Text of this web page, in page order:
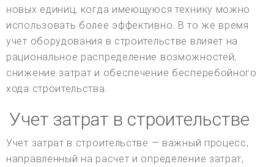
новых единиц, когда имеющуюся технику можно
использовать более эффективно. В то же время
учет оборудования в строительстве влияет на
рациональное распределение возможностей,
снижение затрат и обеспечение бесперебойного
хода строительства.
Учет затрат в строительстве
Учет затрат в строительстве — важный процесс,
направленный на расчет и определение затрат,